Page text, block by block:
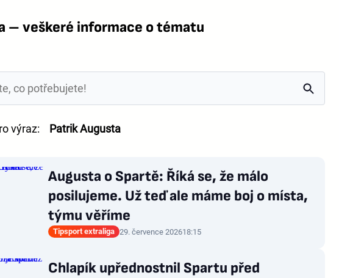
– veškeré informace o tématu
výraz: Patrik Augusta
Augusta o Spartě: Říká se, že málo
posilujeme. Už teď ale máme boj o místa,
týmu věříme
Tipsport extraliga 29. července 202618:15
Chlapík upřednostnil Spartu před